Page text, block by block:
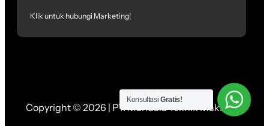
Klik untuk hubungi Marketing!
Copyright © 2026 | PT. Mandala Teknik Makmur
Konsultasi Gratis!